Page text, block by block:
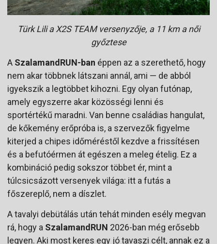
Türk Lili a X2S TEAM versenyzője, a 11 km a női
győztese
A SzalamandRUN-ban éppen az a szerethető, hogy
nem akar többnek látszani annál, ami — de abból
igyekszik a legtöbbet kihozni. Egy olyan futónap,
amely egyszerre akar közösségi lenni és
sportértékű maradni. Van benne családias hangulat,
de kőkemény erőpróba is, a szervezők figyelme
kiterjed a chipes időméréstől kezdve a frissítésen
és a befutóérmen át egészen a meleg ételig. Ez a
kombináció pedig sokszor többet ér, mint a
túlcsicsázott versenyek világa: itt a futás a
főszereplő, nem a díszlet.
A tavalyi debütálás után tehát minden esély megvan
rá, hogy a SzalamandRUN 2026-ban még erősebb
legyen. Aki most keres egy jó tavaszi célt, annak ez a